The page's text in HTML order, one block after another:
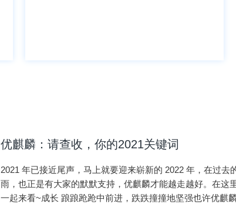
优麒麟：请查收，你的2021关键词
2021 年已接近尾声，马上就要迎来崭新的 2022 年，在过
雨，也正是有大家的默默支持，优麒麟才能越走越好。在这
一起来看~成长 踉踉跄跄中前进，跌跌撞撞地坚强也许优麒